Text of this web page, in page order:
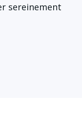
sereinement